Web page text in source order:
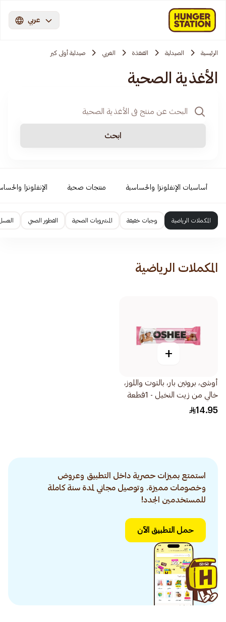
عربي
الرئيسية الصيدلية القنفذة الغربي صيدلية أولى كير
الأغذية الصحية
ابحث
أساسيات الإنفلونزا والحساسية منتجات صحية الإنفلونزا
المكملات الرياضية وجبات خفيفة المشروبات الصحية الفطور الصحي
المكملات الرياضية
+
أوشى، بروتين بار، بالتوت واللوز،
خالي من زيت النخيل - 1قطعة
14.95
استمتع بميزات حصرية داخل التطبيق وعروض
وخصومات مميزة. وتوصيل مجاني لمدة سنة كاملة
للمستخدمين الجدد!
حمل التطبيق الآن